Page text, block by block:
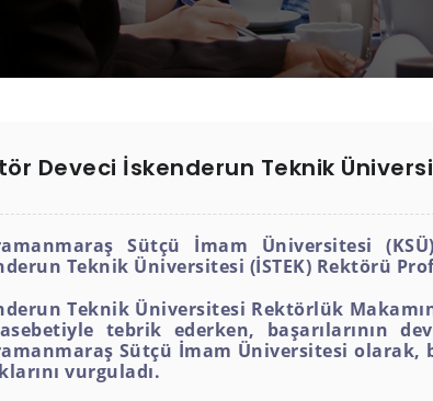
Deveci İskenderun Teknik
Sütçü İmam Üniversitesi
Teknik Üniversitesi (İSTEK) Rektörü
Teknik Üniversitesi Rektörlük
tebrik ederken, başarılarının
Sütçü İmam Üniversitesi olarak,
vurguladı.